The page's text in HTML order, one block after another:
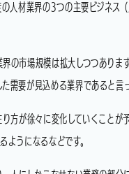
人材業界の3つの主要ビジネス
の市場規模は拡大しつつあり
需要が見込める業界であると言
方が徐々に変化していくこと
ようになるなどです。